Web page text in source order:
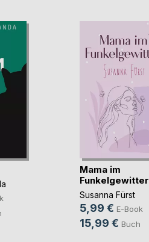
Mama im
Funkelgewitter
Susanna Fürst
5,99 € E-Book
15,99 € Buch